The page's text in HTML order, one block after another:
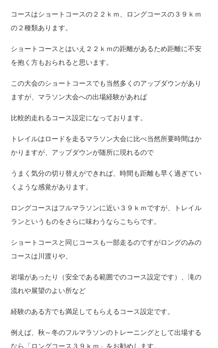
コースはショートコースの２２ｋｍ、ロングコースの３９ｋｍ
の２種類あります。
ショートコースとはいえ２２ｋｍの距離があるため距離に不安
を抱く方もおられると思います。
この大会のショートコースでも当然多くのアップダウンがあり
ますが、マラソン大会への出場経験があれば
比較的走れるコース設定になっております。
トレイルはロードを走るマラソン大会に比べ当然所要時間はか
かりますが、アップダウンが随所に現れるので
うまく気分の切り替えができれば、時間も距離も早く過ぎてい
くような感覚があります。
ロングコースはフルマラソンに近い３９ｋｍですが、トレイル
ランというものをさらに味わうならこちらです。
ショートコースと同じコースも一部走るのですがロングのみの
コースは川渡りや、
岩場があったり（安全である範囲でのコース設定です）、滝の
流れや展望のよい所など
経験のある方でも満足してもらえるコース設定です。
例えば、秋～冬のフルマラソンのトレーニングとして出場する
なら「ロングコース３９ｋｍ」をお勧めします。